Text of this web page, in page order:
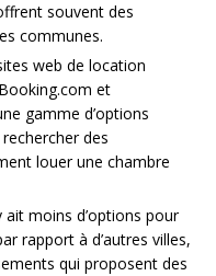
souvent des
communes.
web de location
et
gamme d’options
des
louer une chambre
ait moins d’options pour
rapport à d’autres villes,
qui proposent des